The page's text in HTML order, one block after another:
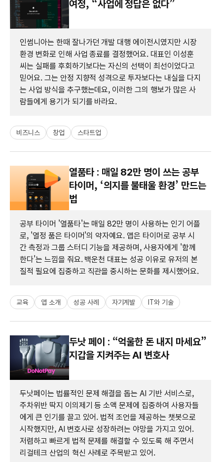
여정, “사업에 정답은 없다”
인썸니아는 한때 잘나가던 개발 대행 에이전시였지만 시장
환경 변화로 인해 사업 종료를 결정했어요. 대표인 이성훈
씨는 실패를 후회하기보다는 자신의 선택이 최선이었다고
믿어요. 그는 안정 지향적 성격으로 투자보다는 내실을 다지
는 사업 방식을 추구했는데요, 이러한 그의 행보가 많은 사
람들에게 용기가 되기를 바라요.
비즈니스 창업 스타트업
열품타 : 매일 82만 명이 쓰는 공부
타이머, ‘의지를 불태울 환경’ 만드는
법
공부 타이머 '열품타'는 매일 82만 명이 사용하는 인기 어플
로, '열정 품은 타이머'의 약자예요. 앱은 타이머로 공부 시
간 측정과 그룹 스터디 기능을 제공하며, 사용자에게 '함께
한다'는 느낌을 줘요. 백운천 대표는 성공 이유로 유저의 본
질적 필요에 집중하고 직관을 중시하는 문화를 제시했어요.
교육 앱 소개 성공 사례 자기계발 IT와 기술
두낫 페이 : “억울한 돈 내지 마세요”
지갑을 지켜주는 AI 변호사
두낫페이는 법률적인 문제 해결을 돕는 AI 기반 서비스로,
주차위반 딱지 이의제기 등 소액 문제에 집중하여 사용자들
에게 큰 인기를 끌고 있어. 법적 조언을 제공하는 챗봇으로
시작했지만, AI 변호사로 성장하려는 야망을 가지고 있어.
저렴하고 빠르게 법적 문제를 해결할 수 있도록 해 주면서
리걸테크 산업의 혁신 사례로 주목받고 있어.